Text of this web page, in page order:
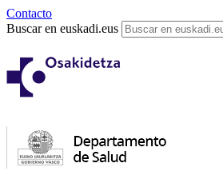
Contacto
Buscar en euskadi.eus